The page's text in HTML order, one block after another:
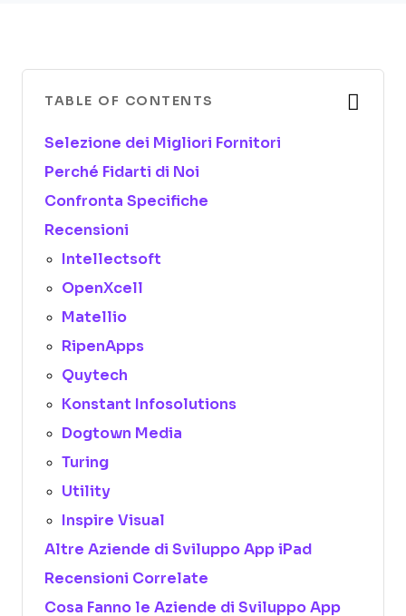
TABLE OF CONTENTS
Selezione dei Migliori Fornitori
Perché Fidarti di Noi
Confronta Specifiche
Recensioni
Intellectsoft
OpenXcell
Matellio
RipenApps
Quytech
Konstant Infosolutions
Dogtown Media
Turing
Utility
Inspire Visual
Altre Aziende di Sviluppo App iPad
Recensioni Correlate
Cosa Fanno le Aziende di Sviluppo App